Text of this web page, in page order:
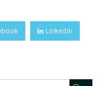
LinkedIn